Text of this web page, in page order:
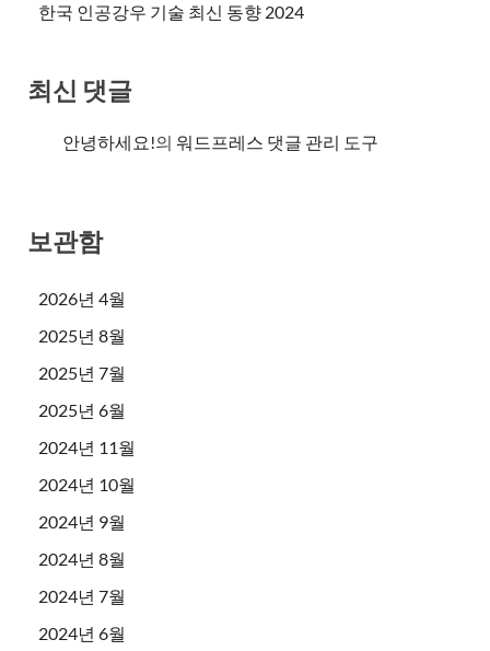
한국 인공강우 기술 최신 동향 2024
최신 댓글
안녕하세요!의 워드프레스 댓글 관리 도구
보관함
2026년 4월
2025년 8월
2025년 7월
2025년 6월
2024년 11월
2024년 10월
2024년 9월
2024년 8월
2024년 7월
2024년 6월